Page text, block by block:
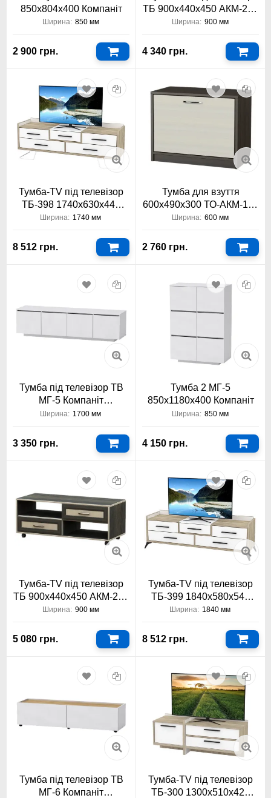
850x804x400 Компаніт
Ширина: 850 мм
2 900 грн.
ТБ 900х440х450 АКМ-244
Тіса Меблі
Ширина: 900 мм
4 340 грн.
Тумба-TV під телевізор
ТБ-398 1740х630х440
Тіса Меблі
Ширина: 1740 мм
8 512 грн.
Тумба для взуття
600х490х300 ТО-АКМ-121
Тіса Меблі АКМ
Ширина: 600 мм
2 760 грн.
Тумба під телевізор ТВ
МГ-5 Компаніт
1700x441x400
Ширина: 1700 мм
3 350 грн.
Тумба 2 МГ-5
850x1180x400 Компаніт
Ширина: 850 мм
4 150 грн.
Тумба-TV під телевізор
ТБ 900х440х450 АКМ-245
Тіса Меблі
Ширина: 900 мм
5 080 грн.
Тумба-TV під телевізор
ТБ-399 1840х580х540
Тіса Меблі
Ширина: 1840 мм
8 512 грн.
Тумба під телевізор ТВ
МГ-6 Компаніт
Тумба-TV під телевізор
ТБ-300 1300х510х420